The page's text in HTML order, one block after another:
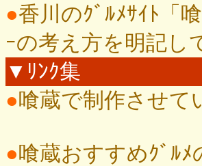
●香川のｸﾞﾙﾒｻｲﾄ「
ｰの考え方を明記し
▼ﾘﾝｸ集
●喰蔵で制作させて
●喰蔵おすすめｸﾞﾙﾒ